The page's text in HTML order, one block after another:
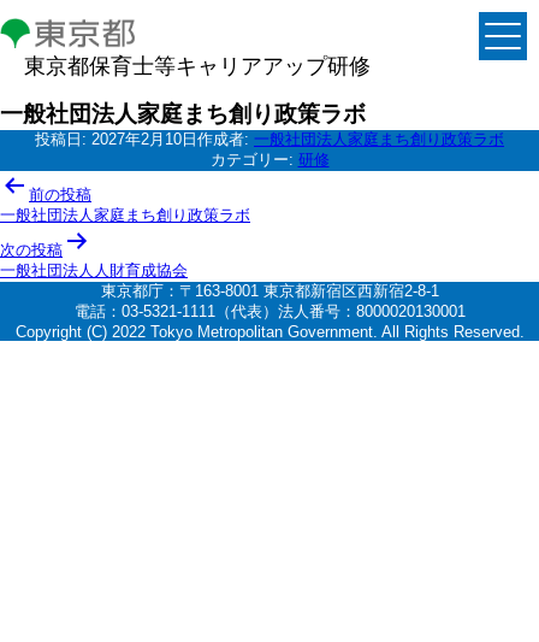
東京都保育士等キャリアアップ研修
一般社団法人家庭まち創り政策ラボ
投稿日: 2027年2月10日 作成者: 一般社団法人家庭まち創り政策ラボ
カテゴリー: 研修
投
稿
ナ
ビ
ー
前の投稿
一般社団法人家庭まち創り政策ラボ
次の投稿
一般社団法人人財育成協会
東京都庁：〒163-8001 東京都新宿区西新宿2-8-1
電話：03-5321-1111（代表）法人番号：8000020130001
Copyright (C) 2022 Tokyo Metropolitan Government. All Rights Reserved.